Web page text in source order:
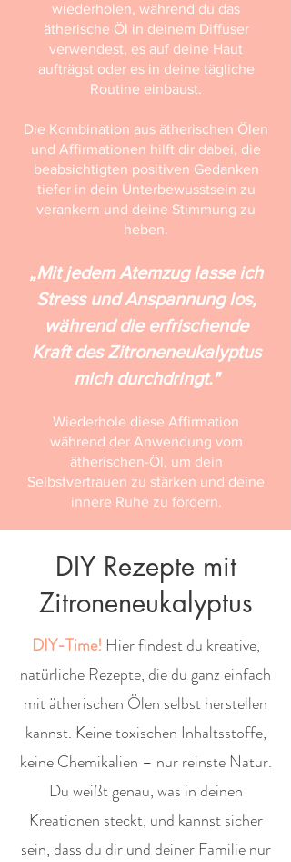
wiederholen, während du das
ätherische Öl in deinem Diffuser
verwendest, es auf deine Haut
aufträgst oder es in deine tägliche
Routine einbaust.
Die Kombination aus ätherischen Ölen
und Affirmationen hilft dir dabei, die
beabsichtigten positiven Gedanken
tiefer in dein Unterbewusstsein zu
verankern und deine Stimmung zu
heben.
„Mit jedem Atemzug lasse ich
Stress und Anspannung los,
während die erfrischende
Kraft des Zitroneneukalyptus
mich durchdringt."
Wiederhole diese Affirmation
während der Anwendung vom
ätherischen-Öl, um dein
Selbstvertrauen zu stärken und deine
innere Ruhe zu fördern.
DIY Rezepte mit
Zitroneneukalyptus
DIY-Time! Hier findest du kreative,
natürliche Rezepte, die du ganz einfach
mit ätherischen Ölen selbst herstellen
kannst. Keine toxischen Inhaltsstoffe,
keine Chemikalien – nur reinste Natur.
Du weißt genau, was in deinen
Kreationen steckt, und kannst sicher
sein, dass du dir und deiner Familie nur